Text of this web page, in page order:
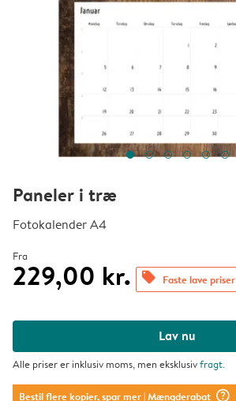
Paneler i træ
Fotokalender A4
Fra
229,00 kr. offers Faste lave priser
Lav nu
Alle priser er inklusiv moms, men eksklusivfragt.
Bestil flere kopier, spar mer| Mængderabat question_mark_circle